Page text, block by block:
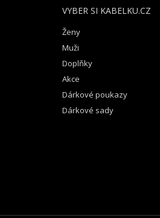
VYBER SI KABELKU.CZ
Ženy
Muži
Doplňky
Akce
Dárkové poukazy
Dárkové sady